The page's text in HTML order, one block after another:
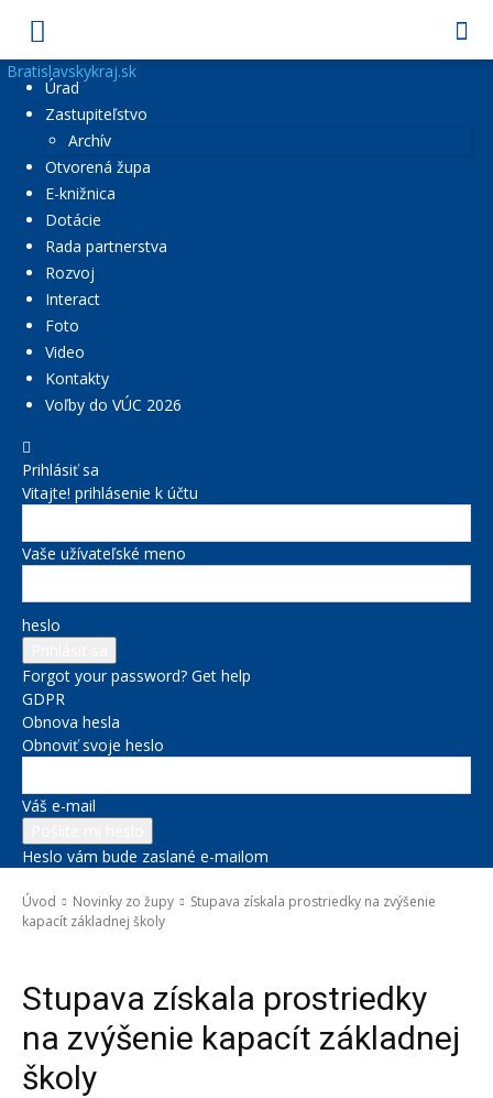
Bratislavskykraj.sk
Úrad
Zastupiteľstvo
Archív
Otvorená župa
E-knižnica
Dotácie
Rada partnerstva
Rozvoj
Interact
Foto
Video
Kontakty
Voľby do VÚC 2026
Prihlásiť sa
Vitajte! prihlásenie k účtu
Vaše užívateľské meno
heslo
Forgot your password? Get help
GDPR
Obnova hesla
Obnoviť svoje heslo
Váš e-mail
Heslo vám bude zaslané e-mailom
Úvod Novinky zo župy
Stupava získala prostriedky na zvýšenie
kapacít základnej školy
Stupava získala prostriedky
na zvýšenie kapacít základnej
školy